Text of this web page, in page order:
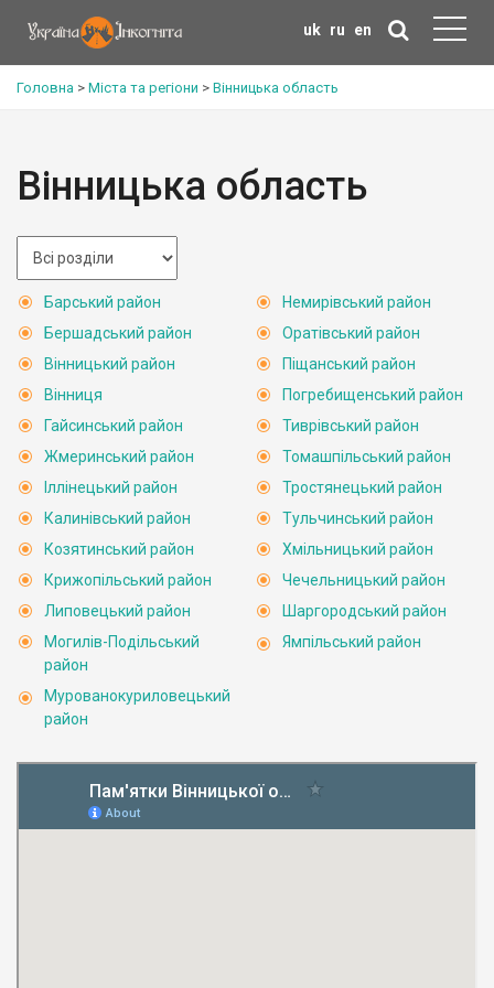
uk ru en
Головна > Міста та регіони > Вінницька область
Вінницька область
Барський район
Бершадський район
Вінницький район
Вінниця
Гайсинський район
Жмеринський район
Іллінецький район
Калинівський район
Козятинський район
Крижопільський район
Липовецький район
Могилів-Подільський
район
Мурованокуриловецький
район
Немирівський район
Оратівський район
Піщанський район
Погребищенський район
Тиврівський район
Томашпільський район
Тростянецький район
Тульчинський район
Хмільницький район
Чечельницький район
Шаргородський район
Ямпільський район